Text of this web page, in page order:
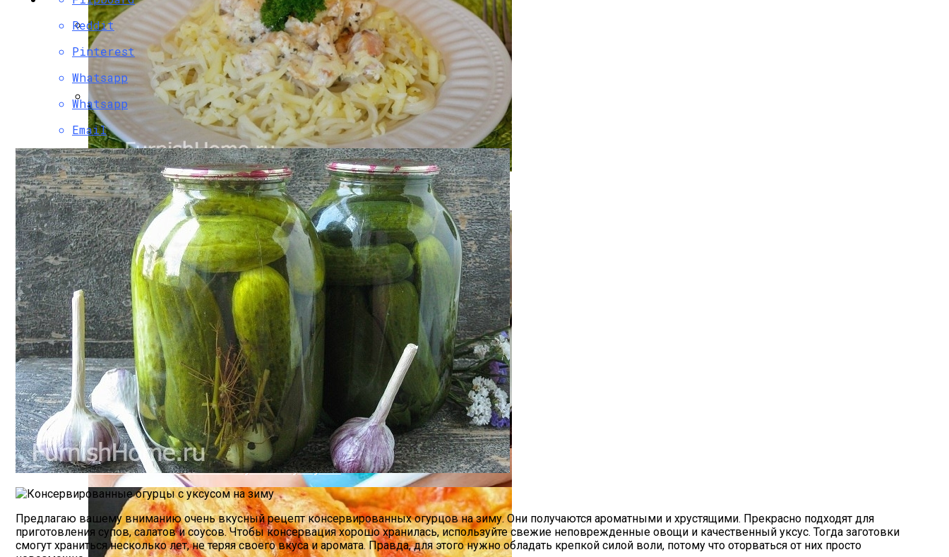
Разбираемся, Какие Виды Проклятий Соседи Могут Применить К Вашему Дому
Почему Нельзя Повторно Кипятить Воду Для Приготовления Чая Или Кофе
Маникюр С Идеальным Красным Лаком «баловница»
Стильный Маникюр В Клетку
Паста С Семгой В Сливочном Соусе
Мясной Рулет С Соевым Соусом И Кунжутом
Reddit
Pinterest
Whatsapp
Whatsapp
Email
Предлагаю вашему вниманию очень вкусный рецепт консервированных огурцов на зиму. Они получаются ароматными и хрустящими. Прекрасно подходят для
приготовления супов, салатов и соусов. Чтобы консервация хорошо хранилась, используйте свежие неповрежденные овощи и качественный уксус. Тогда заготовки
смогут храниться несколько лет, не теряя своего вкуса и аромата. Правда, для этого нужно обладать крепкой силой воли, потому что оторваться от них просто